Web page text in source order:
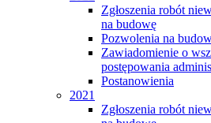
Zgłoszenia robót
na budowę
Pozwolenia na
Zawiadomienie o
postępowania
Postanowienia
2021
Zgłoszenia robót